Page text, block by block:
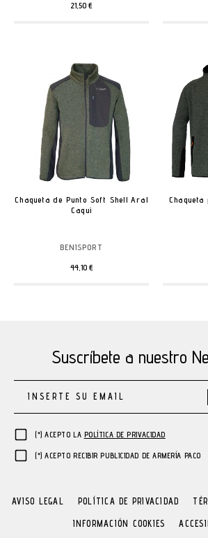
21,50 €
Chaqueta de Punto Soft Shell Aral
Caqui
BENISPORT
44,10 €
Suscríbete a nuestro
(*) ACEPTO LA POLÍTICA DE PRIVACIDAD
(*) ACEPTO RECIBIR PUBLICIDAD DE ARMERÍA PACO
AVISO LEGAL POLÍTICA DE PRIVACIDAD
INFORMACIÓN COOKIES